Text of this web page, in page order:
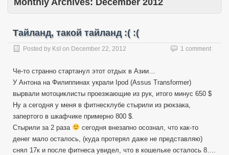
Monthly Archives: December 2012
Тайланд, такой тайланд :( :(
Posted by KsI on December 22, 2012 1 comment
Че-то странно стартанул этот отдых в Азии…
У Антона на Филиппинах украли Ipod (Assus Transformer)
вырвали мотоциклисты проезжающие из рук, итого минус 650 $
Ну а сегодня у меня в фитнесклубе стырили из рюкзака,
запертого в шкафчике примерно 800 $.
Стырили за 2 раза
сегодня внезапно осознал, что как-то
денег мало осталось, (куда протерял даже не представляю)
снял 17к и после фитнеса увидел, что в кошельке осталось 8….